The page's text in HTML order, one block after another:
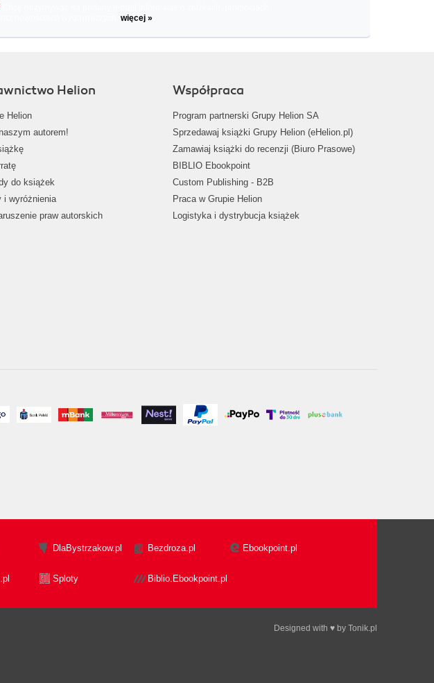
więcej »
Helion
Helion
autorem!
do książek
i wyróżnienia
praw autorskich
Współpraca
Program partnerski Grupy Helion SA
Sprzedawaj książki Grupy Helion (eHelion.pl)
Zamawiaj książki do recenzji (Biuro Prasowe)
BIBLIO Ebookpoint
Custom Publishing - B2B
Praca w Grupie Helion
Logistyka i dystrybucja książek
DlaBystrzakow.pl Bezdroza.pl Ebookpoint.pl
Sploty Biblio.Ebookpoint.pl
Designed with ♥ by Tonik.pl